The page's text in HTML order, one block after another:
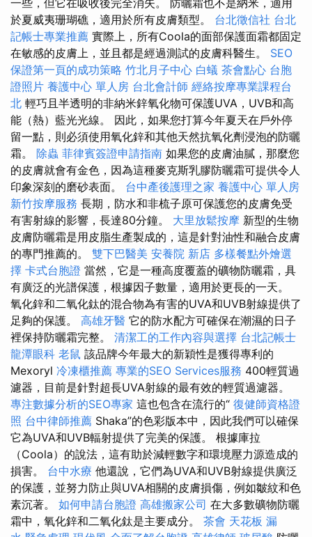
一些，但它在吸收後完全消失。 防曬霜也不是納米，適用
於夏威夷珊瑚礁，適用於所有皮膚類型。 台北徵信社 台北
記帳士專業推薦 實際上，所有Coola的面部保護面霜都固定
在敏感的皮膚上，並且都是經過測試的皮膚科醫生。 SEO
保證第一頁的成功策略 竹北月子中心 白蟻 茶會點心 台胞
證照片 養護中心 單人房 台北會計師 經絡按摩專業課程台
北 輕巧且半透明的非納米鋅氧化物可保護UVA，UVB和高
能（熱）藍光光線。 因此，如果您打算今年夏天在戶外停
留一點，則必須使用氧化鋅和其他天然抗氧化劑浸泡的防曬
霜。 除蟲 菲律賓簽證申請指南 如果您的皮膚油膩，那麼您
的皮膚就會有金色，因為這種麥克斯乳膠防曬霜可提供令人
印象深刻的磨砂表面。 台中產後護理之家 養護中心 單人房
新竹按摩服務 長期，防水和非梳子原可保護您的皮膚免受
有害射線的影響，長達80分鐘。 大里放鬆按摩 新型的生物
皮膚防曬霜是用皮脂生產製成的，這是針對油性和融合皮膚
的專門推薦的。 雙下巴醫美 安養院 新店 多樣餐點外燴選
擇 卡式台胞證 當然，它是一種高度覆蓋的礦物防曬霜，具
有廣泛的光譜保護，根據因子數量，適用於更長的一天。
氧化鋅和二氧化鈦的混合物為有害的UVA和UVB射線提供了
足夠的保護。 高雄牙醫 它的防水配方可確保在潮濕的日子
裡保持防曬霜完整。 清潔工的工作內容與選擇 台北記帳士
龍潭眼科 老鼠 該品牌今年最大的新穎性是獲得專利的
Mexoryl 冷凍櫃推薦 專業的SEO Services服務 400輕質過
濾器，目前是針對超長UVA射線的最有效的輕質過濾器。
專注數據分析的SEO專家 這也包含在流行的“ 復健師資格證
照 台中律師推薦 Shaka”的色彩版本中，因此我們可以確保
它為UVA和UVB輻射提供了完美的保護。 根據庫拉
（Coola）的說法，這有助於減輕數字和環境壓力源造成的
損害。 台中水療 他還說，它們為UVA和UVB射線提供廣泛
的保護，並努力防止與UVA相關的皮膚損傷，例如皺紋和色
素沉著。 如何申請台胞證 高雄搬家公司 在大多數礦物防曬
霜中，氧化鋅和二氧化鈦是主要成分。 茶會 天花板 漏